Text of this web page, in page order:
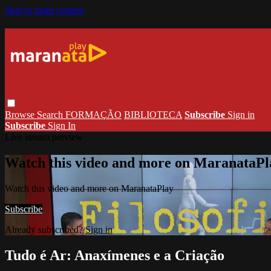
Skip to main content
Browse Search FORMAÇÃO BIBLIOTECA Subscribe Sign in
Subscribe Sign In
Watch this video and more on
Watch this video and more on MaranataPlay
Subscribe
Already subscribed?Sign in
Tudo é Ar: Anaxímenes e a Criação